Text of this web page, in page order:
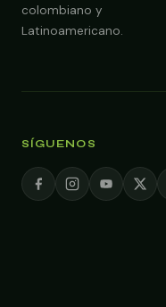
colombiano y
Latinoamericano.
SÍGUENOS